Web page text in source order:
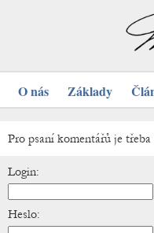
O nás Základy
Pro psaní komentářů je
Login:
Heslo: